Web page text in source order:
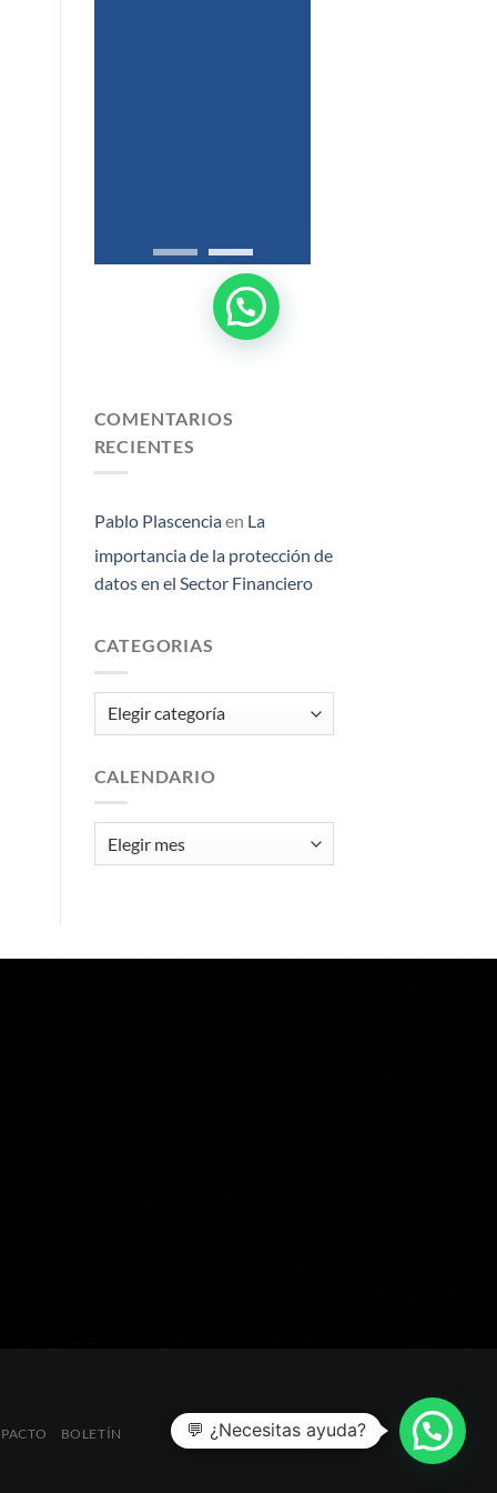
COMENTARIOS
RECIENTES
Pablo Plascenciaen La
importancia de la protección de
datos en el Sector Financiero
CATEGORIAS
Categorias
CALENDARIO
BOLETÍN 💬 ¿Necesitas ayuda?